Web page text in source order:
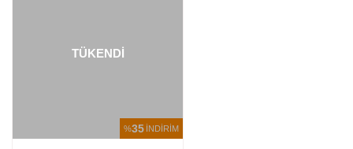
%35 İNDİRİM
TÜKENDİ